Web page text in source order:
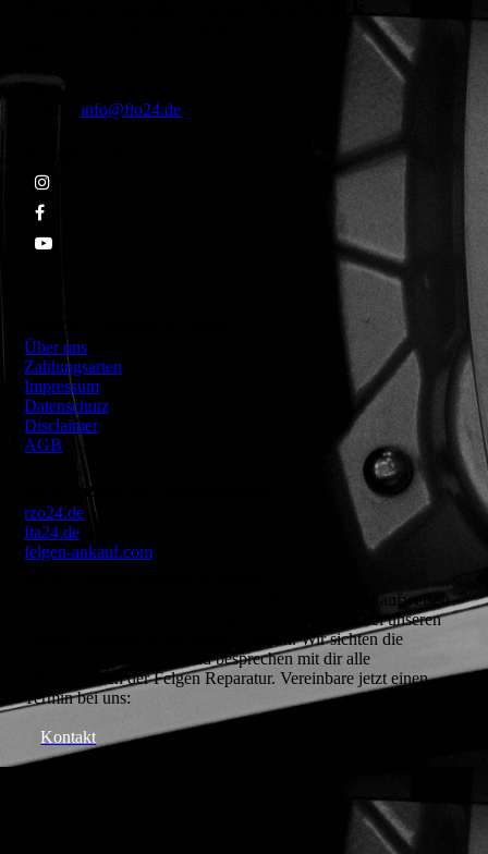
Tel.: 0541 - 80008507
E-Mail:info@fio24.de
Über uns
Zahlungsarten
Impressum
Datenschutz
Disclaimer
AGB
Wir gehören zusammen:
rzo24.de
fta24.de
felgen-ankauf.com
Wenn deine Felgen Rundlauf- oder Kantenschäden aufweisen
oder dir nach einer neuen Felgenfarbe ist, bist du bei unseren
Felgen-Experten in den besten Händen. Wir sichten die
Schäden deiner Felgen und besprechen mit dir alle
Möglichkeiten der Felgen Reparatur. Vereinbare jetzt einen
Termin bei uns:
Kontakt